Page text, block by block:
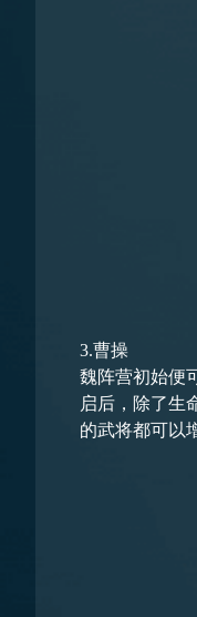
3.曹操
魏阵营初始便
启后，除了生
的武将都可以